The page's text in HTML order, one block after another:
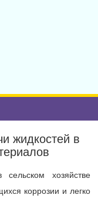
жидкостей в
хозяйстве
коррозии и легко